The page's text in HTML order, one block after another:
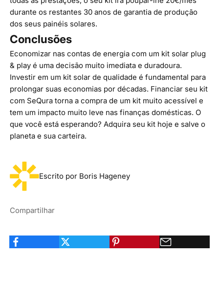
durante os restantes 30 anos de garantia de produção
dos seus painéis solares.
Conclusões
Economizar nas contas de energia com um kit solar plug
& play é uma decisão muito imediata e duradoura.
Investir em um kit solar de qualidade é fundamental para
prolongar suas economias por décadas. Financiar seu kit
com SeQura torna a compra de um kit muito acessível e
tem um impacto muito leve nas finanças domésticas. O
que você está esperando? Adquira seu kit hoje e salve o
planeta e sua carteira.
Escrito por Boris Hageney
Compartilhar